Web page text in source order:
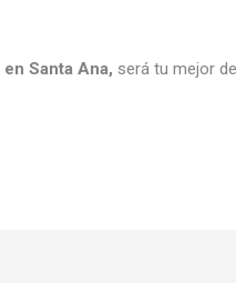
en Santa Ana, será tu mejor